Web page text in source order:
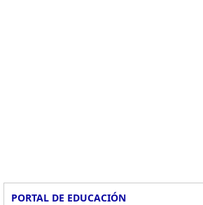
PORTAL DE EDUCACIÓN